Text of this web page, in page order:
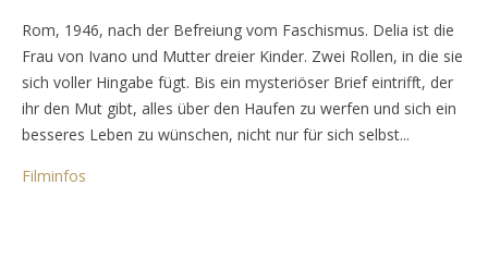
Rom, 1946, nach der Befreiung vom Faschismus. Delia ist die
Frau von Ivano und Mutter dreier Kinder. Zwei Rollen, in die sie
sich voller Hingabe fügt. Bis ein mysteriöser Brief eintrifft, der
ihr den Mut gibt, alles über den Haufen zu werfen und sich ein
besseres Leben zu wünschen, nicht nur für sich selbst...
Filminfos